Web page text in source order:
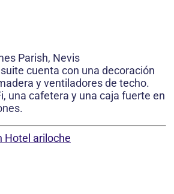
Parish, Nevis
cuenta con una decoración
y ventiladores de techo.
una cafetera y una caja fuerte en
Hotel ariloche